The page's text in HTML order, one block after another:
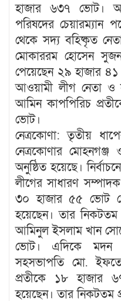
হাজার ৬৩৭ ভোট।
পরিষদের চেয়ারম্যান
থেকে সদ্য বহিষ্কৃত
মোকাররম হোসেন
পেয়েছেন ২৯ হাজার ৪১
আওয়ামী লীগ নেতা ও
আমিন কাপপিরিচ
ভোট।
নেত্রকোণা: তৃতীয়
নেত্রকোণার
অনুষ্ঠিত হয়েছে।
লীগের সাধারণ
৩০ হাজার ৫৫ ভোট
হয়েছেন। তার নিকটতম
আমিনুল ইসলাম খান
ভোট। এদিকে মদন
সহসভাপতি মো.
প্রতীকে ১৮ হাজার
হয়েছেন। তার নিকটতম